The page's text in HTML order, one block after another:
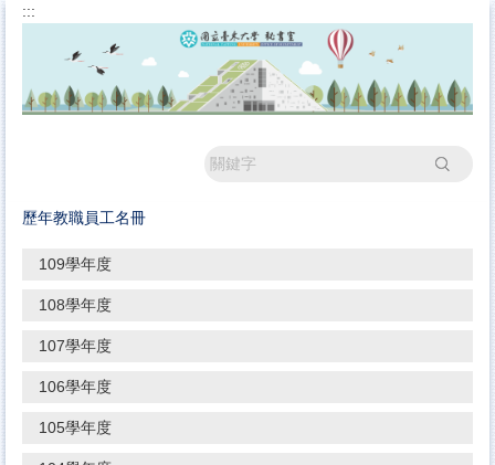
跳
內
:::
搜尋
歷年教職員工名冊
109學年度
108學年度
107學年度
106學年度
105學年度